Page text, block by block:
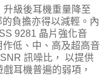
級後耳機重量降至
負擔亦得以減輕。內
9281 晶片強化音
低、中、高及超高音
訊噪比， 以提供
耳機普遍的弱項，